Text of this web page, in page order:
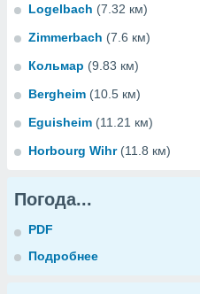
Logelbach (7.32 км)
Zimmerbach (7.6 км)
Кольмар (9.83 км)
Bergheim (10.5 км)
Eguisheim (11.21 км)
Horbourg Wihr (11.8 км)
Погода...
PDF
Подробнее